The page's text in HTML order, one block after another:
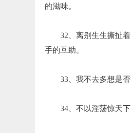
的滋味。
32、离别生生撕扯
手的互助。
33、我不去多想是
34、不以淫荡惊天